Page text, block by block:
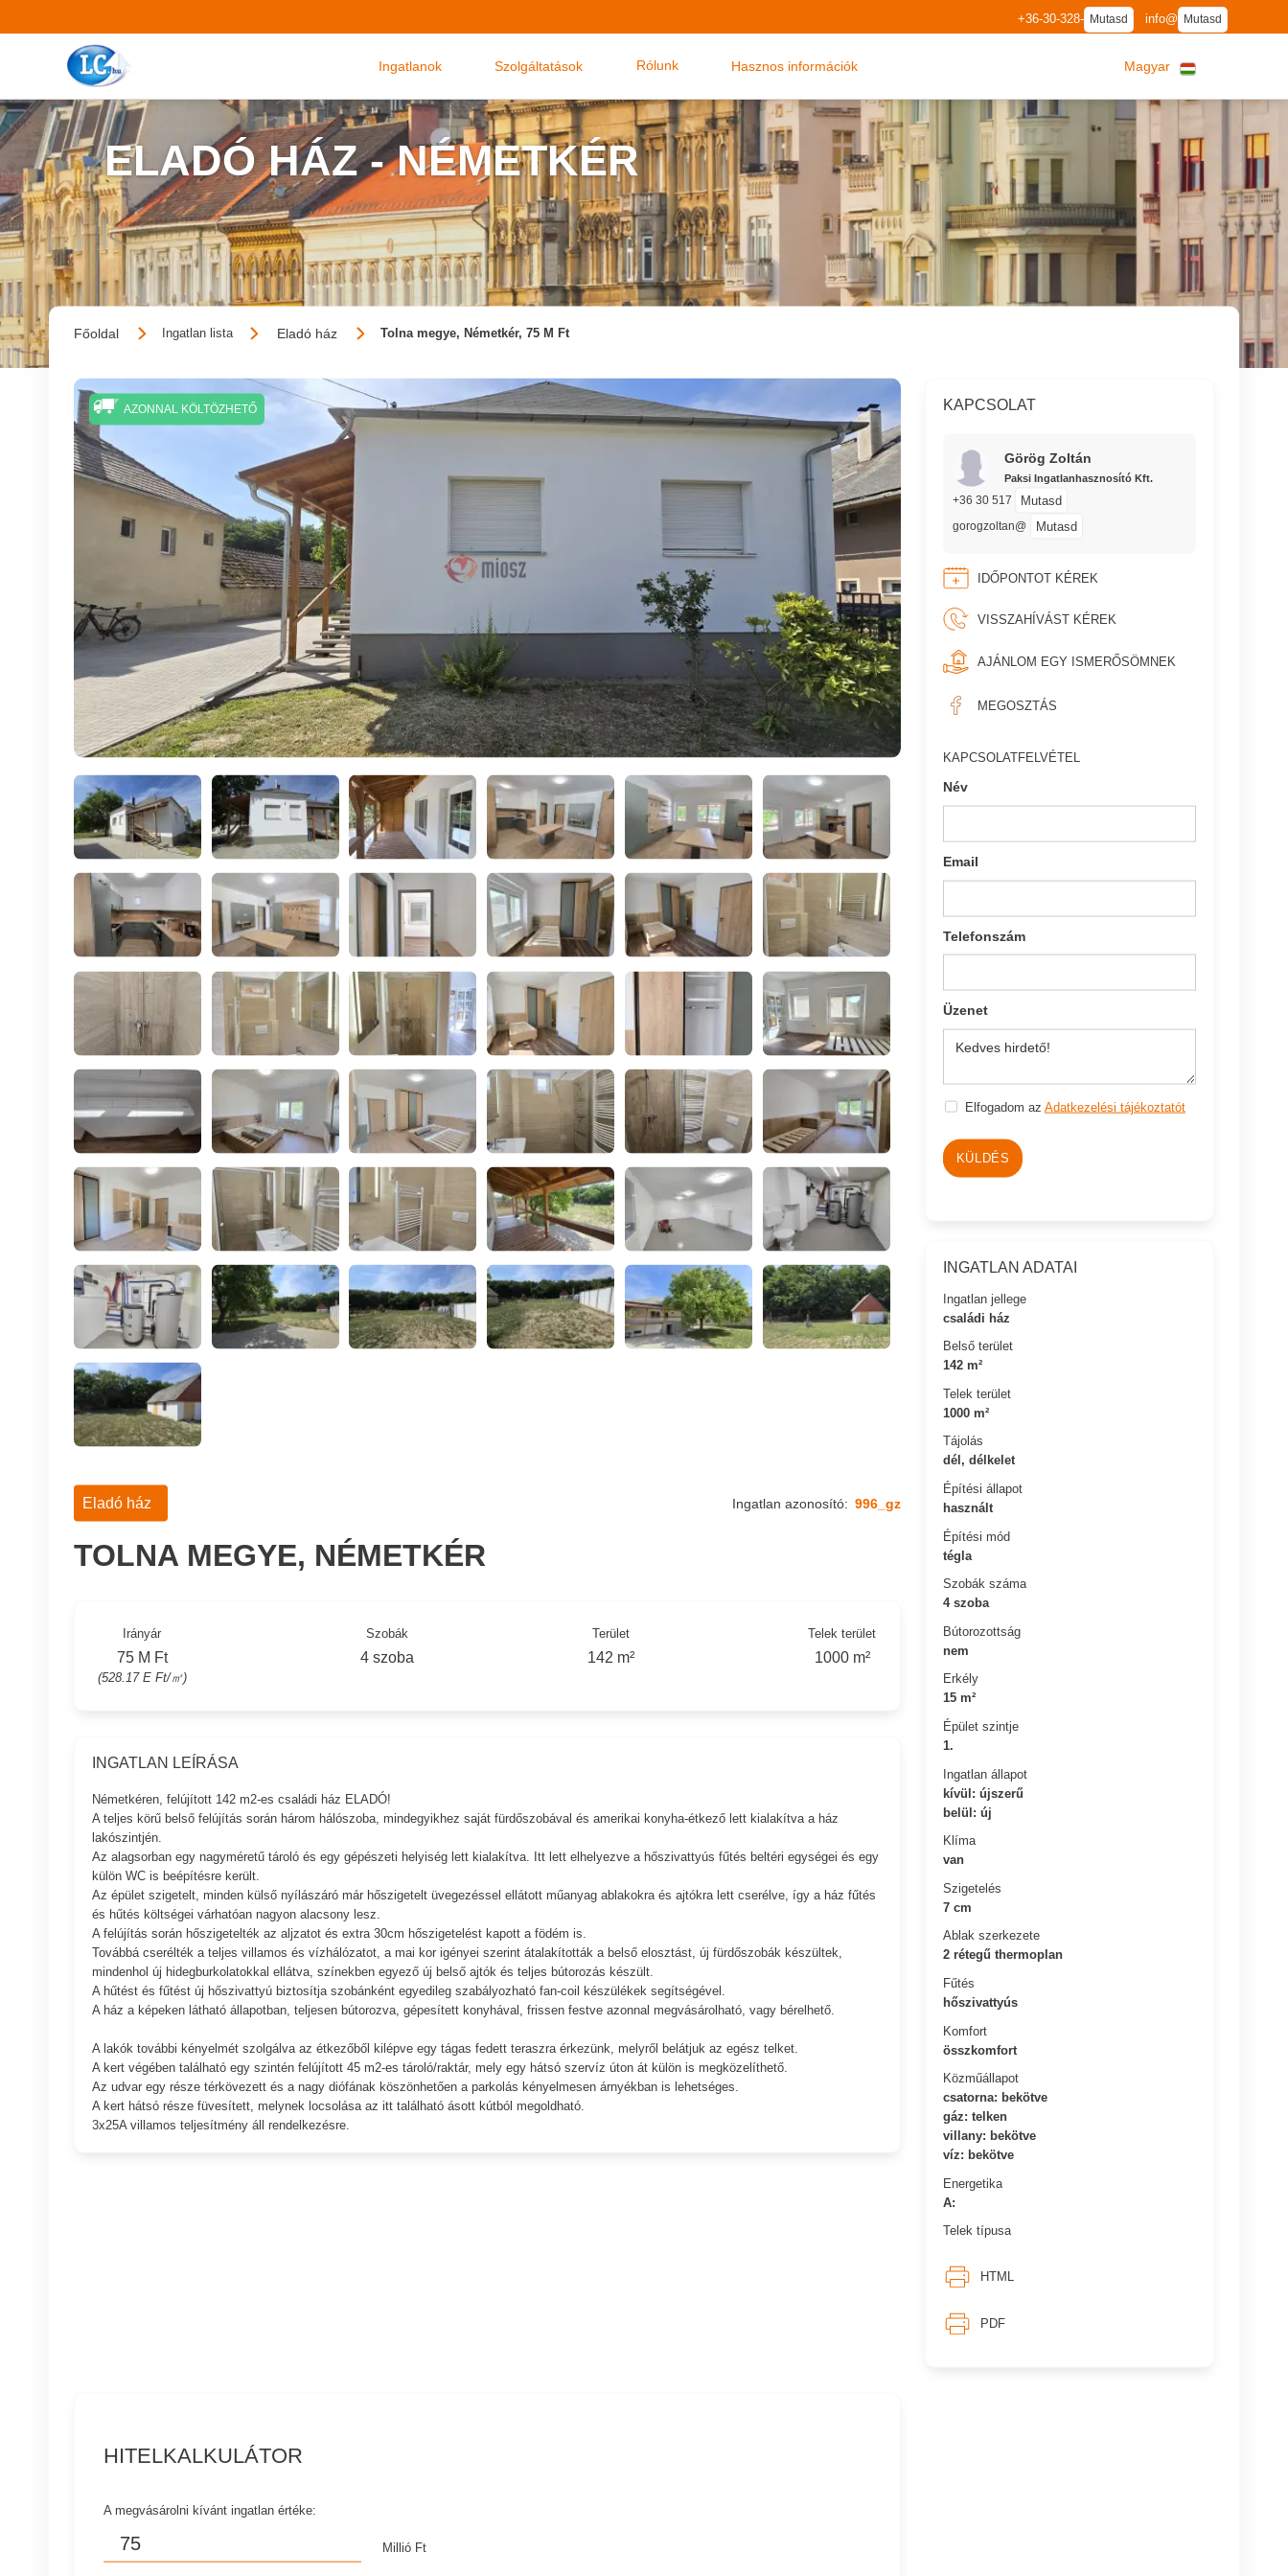
+36-30-328- Mutasd info@ Mutasd
Ingatlanok Szolgáltatások Rólunk Hasznos információk Magyar
ELADÓ HÁZ - NÉMETKÉR
Főoldal Ingatlan lista Eladó ház Tolna megye, Németkér, 75 M Ft
AZONNAL KÖLTÖZHETŐ KAPCSOLAT
Görög Zoltán
Paksi Ingatlanhasznosító Kft.
+36 30 517 Mutasd
gorogzoltan@ Mutasd
IDŐPONTOT KÉREK
VISSZAHÍVÁST KÉREK
AJÁNLOM EGY ISMERŐSÖMNEK
MEGOSZTÁS
KAPCSOLATFELVÉTEL
Név
Email
Telefonszám
Üzenet
Elfogadom az Adatkezelési tájékoztatót
KÜLDÉS
INGATLAN ADATAI
Ingatlan jellege
családi ház
Belső terület
142 m²
Telek terület
1000 m²
Tájolás
dél, délkelet
Építési állapot
használt
Építési mód
tégla
Szobák száma
4 szoba
Bútorozottság
nem
Erkély
15 m²
Épület szintje
1.
Ingatlan állapot
kívül: újszerű
belül: új
Klíma
van
Szigetelés
7 cm
Ablak szerkezete
2 rétegű thermoplan
Fűtés
hőszivattyús
Komfort
összkomfort
Közműállapot
csatorna: bekötve
gáz: telken
villany: bekötve
víz: bekötve
Energetika
A:
Telek típusa
HTML
PDF
Eladó ház Ingatlan azonosító: 996_gz
TOLNA MEGYE, NÉMETKÉR
Irányár
75 M Ft
(528.17 E Ft/㎡)
Szobák
4 szoba
Terület
142 m²
Telek terület
1000 m²
INGATLAN LEÍRÁSA
Németkéren, felújított 142 m2-es családi ház ELADÓ!
A teljes körű belső felújítás során három hálószoba, mindegyikhez saját fürdőszobával és amerikai konyha-étkező lett kialakítva a ház
lakószintjén.
Az alagsorban egy nagyméretű tároló és egy gépészeti helyiség lett kialakítva. Itt lett elhelyezve a hőszivattyús fűtés beltéri egységei és egy
külön WC is beépítésre került.
Az épület szigetelt, minden külső nyílászáró már hőszigetelt üvegezéssel ellátott műanyag ablakokra és ajtókra lett cserélve, így a ház fűtés
és hűtés költségei várhatóan nagyon alacsony lesz.
A felújítás során hőszigetelték az aljzatot és extra 30cm hőszigetelést kapott a födém is.
Továbbá cserélték a teljes villamos és vízhálózatot, a mai kor igényei szerint átalakították a belső elosztást, új fürdőszobák készültek,
mindenhol új hidegburkolatokkal ellátva, színekben egyező új belső ajtók és teljes bútorozás készült.
A hűtést és fűtést új hőszivattyú biztosítja szobánként egyedileg szabályozható fan-coil készülékek segítségével.
A ház a képeken látható állapotban, teljesen bútorozva, gépesített konyhával, frissen festve azonnal megvásárolható, vagy bérelhető.
A lakók további kényelmét szolgálva az étkezőből kilépve egy tágas fedett teraszra érkezünk, melyről belátjuk az egész telket.
A kert végében található egy szintén felújított 45 m2-es tároló/raktár, mely egy hátsó szervíz úton át külön is megközelíthető.
Az udvar egy része térkövezett és a nagy diófának köszönhetően a parkolás kényelmesen árnyékban is lehetséges.
A kert hátsó része füvesített, melynek locsolása az itt található ásott kútból megoldható.
3x25A villamos teljesítmény áll rendelkezésre.
HITELKALKULÁTOR
A megvásárolni kívánt ingatlan értéke:
Millió Ft